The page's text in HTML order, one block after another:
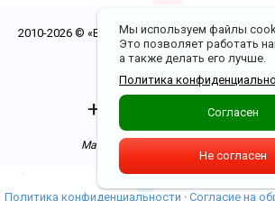
2010-2026 © «Воздушные шары в Рязани.
5000 р.»
Политика
+7(900)970-00-20
Доставка по Рязани от 0 р.
Магазин в ТЦ "Полетаевский". 1 этаж
Мы используем файлы
Это позволяет работать
а также делать его лучше.
Политика
Согласен
Не согласен
Политика конфиденциальности · Согласие на